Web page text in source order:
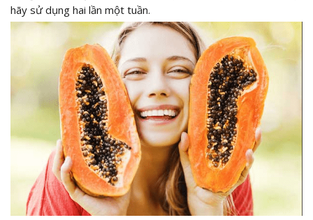
hãy sử dụng hai lần một tuần.